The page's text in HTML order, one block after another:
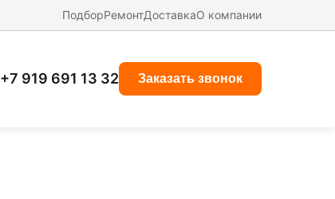
ПодборРемонтДоставкаО компании
+7 919 691 13 32 Заказать звонок